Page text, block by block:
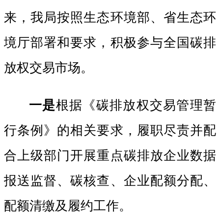
来，我局按照生态环境部、省生态环
境厅部署和要求，积极参与全国碳排
放权交易市场。
一是根据《碳排放权交易管理暂
行条例》的相关要求，履职尽责并配
合上级部门开展重点碳排放企业数据
报送监督、碳核查、企业配额分配、
配额清缴及履约工作。